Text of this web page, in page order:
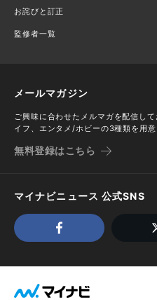
お詫びと訂正
監修者一覧
メールマガジン
ご興味に合わせたメルマガを配信し
イフ、エンタメ/ホビーの3種類を用意
無料登録はこちら
マイナビニュース 公式SNS